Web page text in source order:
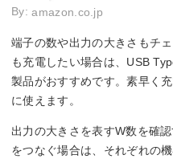
By:amazon.co.jp
端子の数や出力の大きさもチ
も充電したい場合は、USB
製品がおすすめです。素早く
に使えます。
出力の大きさを表すW数を確
をつなぐ場合は、それぞれの